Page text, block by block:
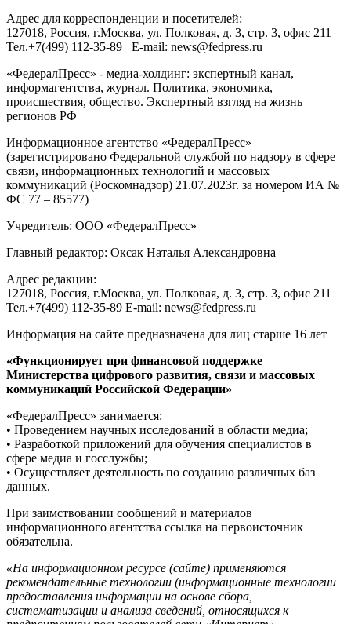
Адрес для корреспонденции и посетителей:
127018, Россия, г.Москва, ул. Полковая, д. 3, стр. 3, офис 211
Тел.+7(499) 112-35-89 E-mail: news@fedpress.ru
«ФедералПресс» - медиа-холдинг: экспертный канал,
информагентства, журнал. Политика, экономика,
происшествия, общество. Экспертный взгляд на жизнь
регионов РФ
Информационное агентство «ФедералПресс»
(зарегистрировано Федеральной службой по надзору в сфере
связи, информационных технологий и массовых
коммуникаций (Роскомнадзор) 21.07.2023г. за номером ИА №
ФС 77 – 85577)
Учредитель: ООО «ФедералПресс»
Главный редактор: Оксак Наталья Александровна
Адрес редакции:
127018, Россия, г.Москва, ул. Полковая, д. 3, стр. 3, офис 211
Тел.+7(499) 112-35-89 E-mail: news@fedpress.ru
Информация на сайте предназначена для лиц старше 16 лет
«Функционирует при финансовой поддержке
Министерства цифрового развития, связи и массовых
коммуникаций Российской Федерации»
«ФедералПресс» занимается:
• Проведением научных исследований в области медиа;
• Разработкой приложений для обучения специалистов в
сфере медиа и госслужбы;
• Осуществляет деятельность по созданию различных баз
данных.
При заимствовании сообщений и материалов
информационного агентства ссылка на первоисточник
обязательна.
«На информационном ресурсе (сайте) применяются
рекомендательные технологии (информационные технологии
предоставления информации на основе сбора,
систематизации и анализа сведений, относящихся к